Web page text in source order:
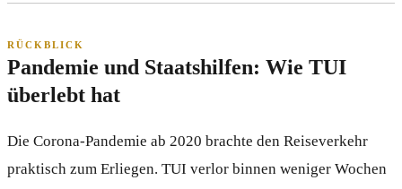
RÜCKBLICK
Pandemie und Staatshilfen: Wie TUI
überlebt hat
Die Corona-Pandemie ab 2020 brachte den Reiseverkehr
praktisch zum Erliegen. TUI verlor binnen weniger Wochen